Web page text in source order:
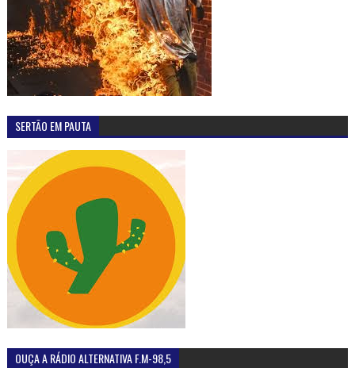
SERTÃO EM PAUTA
OUÇA A RÁDIO ALTERNATIVA F.M-98,5